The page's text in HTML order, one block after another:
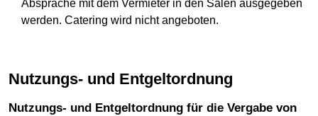
Absprache mit dem Vermieter in den Sälen ausgegeben
werden. Catering wird nicht angeboten.
Nutzungs- und Entgeltordnung
Nutzungs- und Entgeltordnung für die Vergabe von